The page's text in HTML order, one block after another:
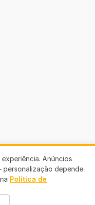
Anúncios
personalização depende
Política de